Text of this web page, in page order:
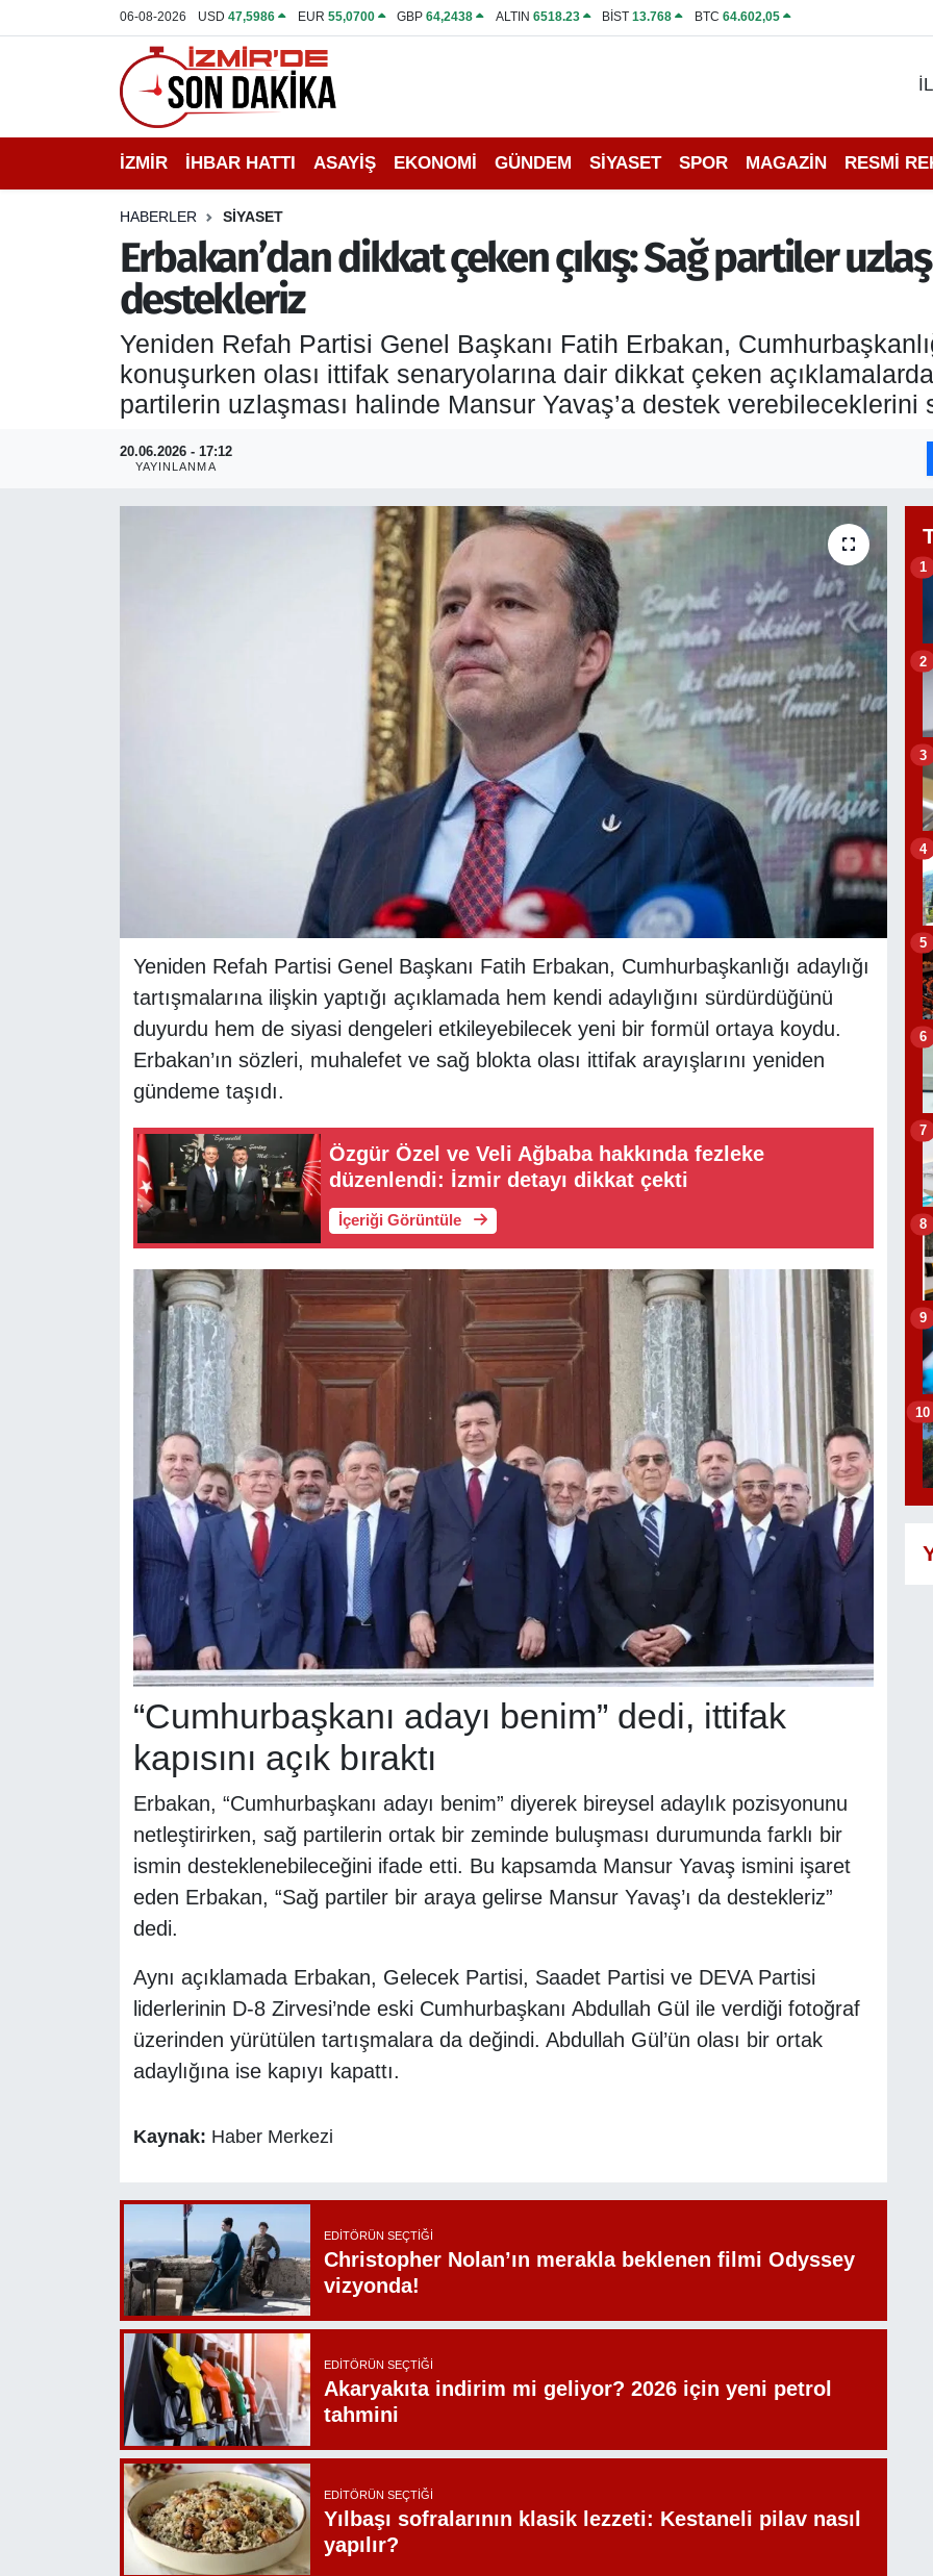
06-08-2026 USD47,5986 EUR 55,0700 GBP64,2438 ALTIN 6518.23 BİST13.768 BTC 64.602,05
İZMİR İHBAR HATTI ASAYİŞ EKONOMİ GÜNDEM SİYASET SPOR MAGAZİN RESMİ
HABERLER SİYASET
Erbakan’dan dikkat çeken çıkış: Sağ partiler
destekleriz
Yeniden Refah Partisi Genel Başkanı Fatih Erbakan,
konuşurken olası ittifak senaryolarına dair dikkat çeken
partilerin uzlaşması halinde Mansur Yavaş’a destek verebileceklerini
20.06.2026 - 17:12
YAYINLANMA
Yeniden Refah Partisi Genel Başkanı Fatih Erbakan, Cumhurbaşkanlığı adaylığı
tartışmalarına ilişkin yaptığı açıklamada hem kendi adaylığını sürdürdüğünü
duyurdu hem de siyasi dengeleri etkileyebilecek yeni bir formül ortaya koydu.
Erbakan’ın sözleri, muhalefet ve sağ blokta olası ittifak arayışlarını yeniden
gündeme taşıdı.
Özgür Özel ve Veli Ağbaba hakkında fezleke
düzenlendi: İzmir detayı dikkat çekti
İçeriği Görüntüle
“Cumhurbaşkanı adayı benim” dedi, ittifak
kapısını açık bıraktı
Erbakan, “Cumhurbaşkanı adayı benim” diyerek bireysel adaylık pozisyonunu
netleştirirken, sağ partilerin ortak bir zeminde buluşması durumunda farklı bir
ismin desteklenebileceğini ifade etti. Bu kapsamda Mansur Yavaş ismini işaret
eden Erbakan, “Sağ partiler bir araya gelirse Mansur Yavaş’ı da destekleriz”
dedi.
Aynı açıklamada Erbakan, Gelecek Partisi, Saadet Partisi ve DEVA Partisi
liderlerinin D-8 Zirvesi’nde eski Cumhurbaşkanı Abdullah Gül ile verdiği fotoğraf
üzerinden yürütülen tartışmalara da değindi. Abdullah Gül’ün olası bir ortak
adaylığına ise kapıyı kapattı.
Kaynak: Haber Merkezi
EDITÖRÜN SEÇTIĞI
Christopher Nolan’ın merakla beklenen filmi Odyssey
vizyonda!
EDITÖRÜN SEÇTIĞI
Akaryakıta indirim mi geliyor? 2026 için yeni petrol
tahmini
EDITÖRÜN SEÇTIĞI
Yılbaşı sofralarının klasik lezzeti: Kestaneli pilav nasıl
yapılır?
1
2
3
4
5
6
7
8
9
10
İHBAR HATTI
DEPREM
EKONOMİ
SİYASET
ASAYİŞ
RESMİ REKLAM
İzmir Nöbetçi Eczaneler
İzmir Hava Durumu
İzmir Namaz Vakitleri
İzmir Trafik Yoğunluk Haritası
Puan Durumu ve Fikstür
Tüm Manşetler
Son Dakika Haberleri
Haber Arşivi